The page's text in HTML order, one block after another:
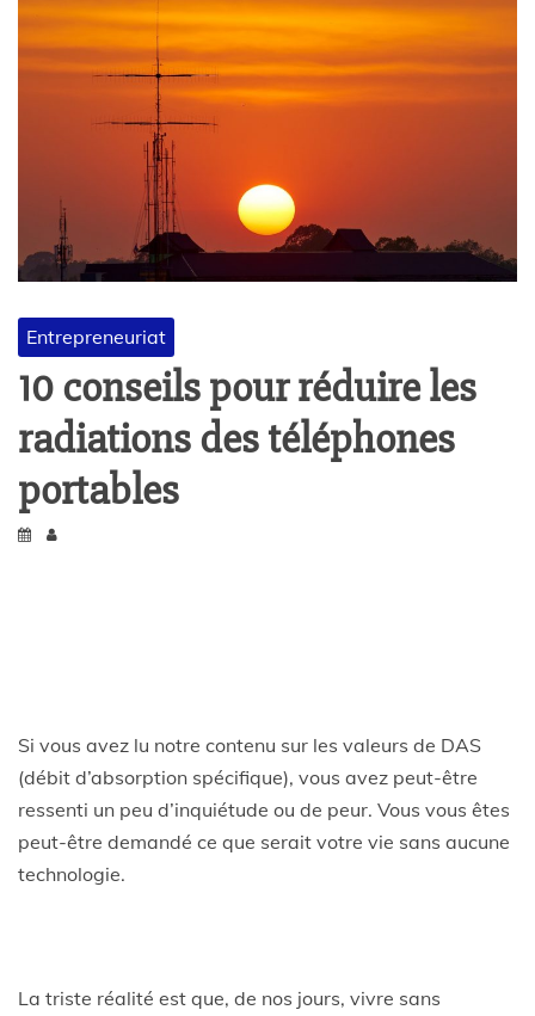
Entrepreneuriat
10 conseils pour réduire les
radiations des téléphones
portables
Si vous avez lu notre contenu sur les valeurs de DAS
(débit d’absorption spécifique), vous avez peut-être
ressenti un peu d’inquiétude ou de peur. Vous vous êtes
peut-être demandé ce que serait votre vie sans aucune
technologie.
La triste réalité est que, de nos jours, vivre sans